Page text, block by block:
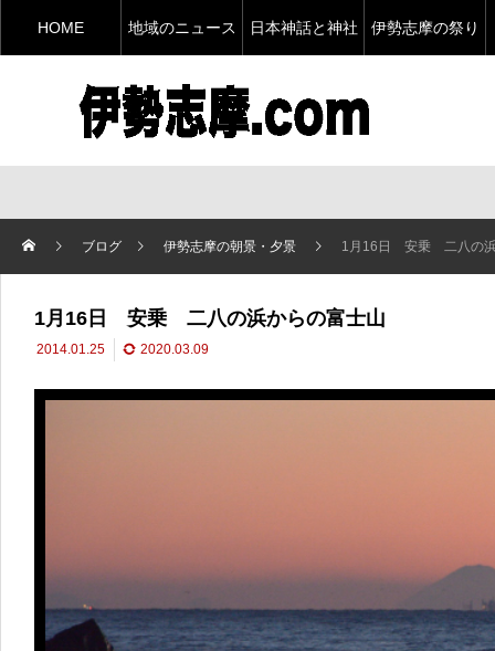
HOME 地域のニュース 日本神話と神社 伊勢志摩の祭り
ブログ 伊勢志摩の朝景・夕景 1月16日 安乗 二八の浜
1月16日 安乗 二八の浜からの富士山
2014.01.25 2020.03.09